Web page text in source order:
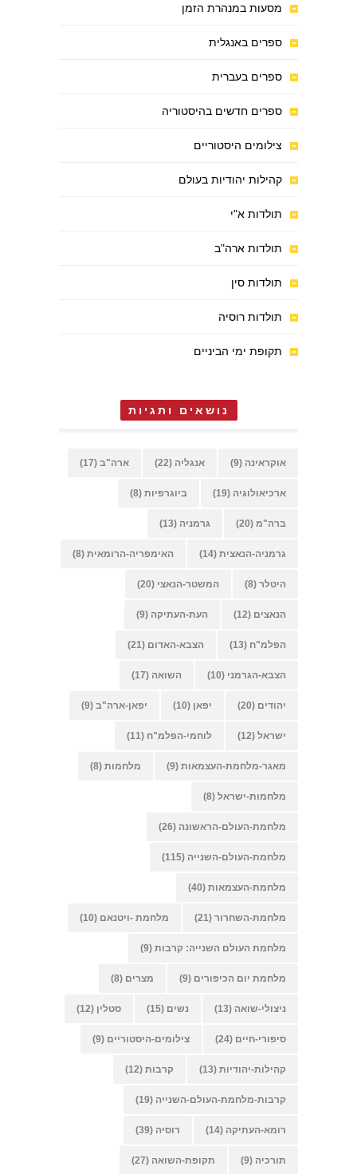
מסעות במנהרת הזמן
ספרים באנגלית
ספרים בעברית
ספרים חדשים בהיסטוריה
צילומים היסטוריים
קהילות יהודיות בעולם
תולדות א"י
תולדות ארה"ב
תולדות סין
תולדות רוסיה
תקופת ימי הביניים
נושאים ותגיות
אוקראינה (9) אנגליה (22) ארה"ב (17)
ארכיאולוגיה (19) ביוגרפיות (8)
ברה"מ (20) גרמניה (13)
גרמניה-הנאצית (14) האימפריה-הרומאית (8)
היטלר (8) המשטר-הנאצי (20)
הנאצים (12) העת-העתיקה (9)
הפלמ"ח (13) הצבא-האדום (21)
הצבא-הגרמני (10) השואה (17)
יהודים (20) יפאן (10) יפאן-ארה"ב (9)
ישראל (12) לוחמי-הפלמ"ח (11)
מאגר-מלחמת-העצמאות (9) מלחמות (8)
מלחמות-ישראל (8)
מלחמת-העולם-הראשונה (26)
מלחמת-העולם-השנייה (115)
מלחמת-העצמאות (40)
מלחמת-השחרור (21) מלחמת -ויטנאם (10)
מלחמת העולם השנייה: קרבות (9)
מלחמת יום הכיפורים (9) מצרים (8)
ניצולי-שואה (13) נשים (15) סטלין (12)
סיפורי-חיים (24) צילומים-היסטוריים (9)
קהילות-יהודיות (13) קרבות (12)
קרבות-מלחמת-העולם-השנייה (19)
רומא-העתיקה (14) רוסיה (39)
תורכיה (9) תקופת-השואה (27)